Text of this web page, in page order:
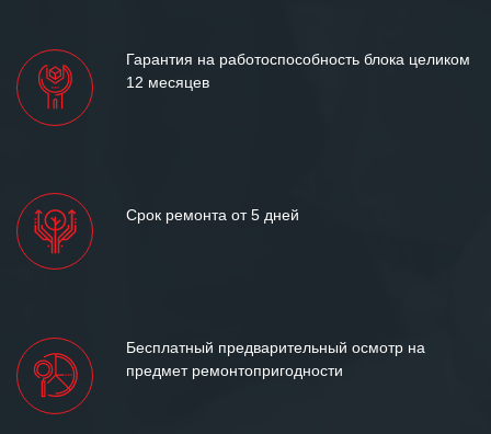
Гарантия на работоспособность блока целиком
12 месяцев
Срок ремонта от 5 дней
Бесплатный предварительный осмотр на
предмет ремонтопригодности